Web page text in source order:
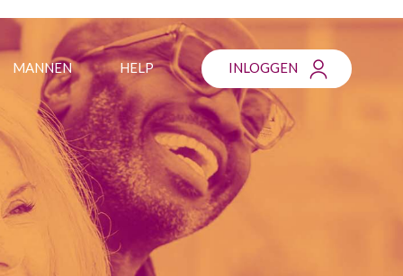
MANNEN HELP INLOGGEN